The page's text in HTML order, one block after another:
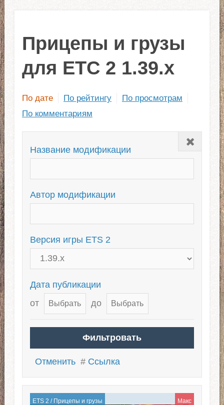
Прицепы и грузы
для ЕТС 2 1.39.x
По дате По рейтингу
По просмотрам
По комментариям
Закрыть
Название модификации
Автор модификации
Версия игры ETS 2
Дата публикации
от
до
Отменить # Ссылка
ETS 2 / Прицепы и грузы Макс